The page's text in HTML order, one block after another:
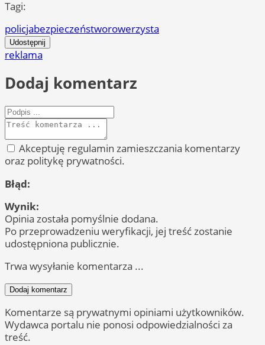
Tagi:
policjabezpieczeństworowerzysta
Udostępnij
reklama
Dodaj komentarz
Akceptuję regulamin zamieszczania komentarzy
oraz politykę prywatności.
Błąd:
Wynik:
Opinia została pomyślnie dodana.
Po przeprowadzeniu weryfikacji, jej treść zostanie
udostępniona publicznie.
Trwa wysyłanie komentarza ...
Dodaj komentarz
Komentarze są prywatnymi opiniami użytkowników.
Wydawca portalu nie ponosi odpowiedzialności za
treść.